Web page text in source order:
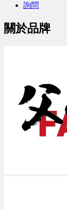
詢問
關於品牌